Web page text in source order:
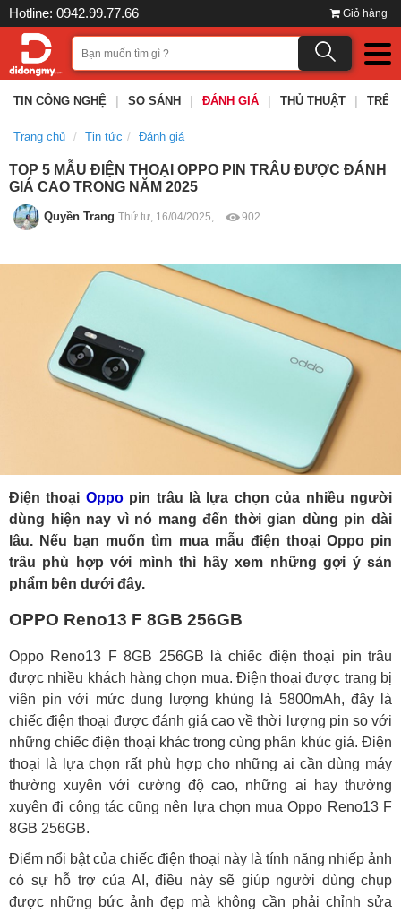
Hotline: 0942.99.77.66 Giỏ hàng
TIN CÔNG NGHỆ SO SÁNH ĐÁNH GIÁ THỦ THUẬT TRÊN
Trang chủ Tin tức Đánh giá
TOP 5 MẪU ĐIỆN THOẠI OPPO PIN TRÂU ĐƯỢC ĐÁNH
GIÁ CAO TRONG NĂM 2025
Quyền Trang Thứ tư, 16/04/2025, 902
Điện thoại Oppopin trâu là lựa chọn của nhiều người
dùng hiện nay vì nó mang đến thời gian dùng pin dài
lâu. Nếu bạn muốn tìm mua mẫu điện thoại Oppo pin
trâu phù hợp với mình thì hãy xem những gợi ý sản
phẩm bên dưới đây.
OPPO Reno13 F 8GB 256GB
Oppo Reno13 F 8GB 256GB là chiếc điện thoại pin trâu
được nhiều khách hàng chọn mua. Điện thoại được trang bị
viên pin với mức dung lượng khủng là 5800mAh, đây là
chiếc điện thoại được đánh giá cao về thời lượng pin so với
những chiếc điện thoại khác trong cùng phân khúc giá. Điện
thoại là lựa chọn rất phù hợp cho những ai cần dùng máy
thường xuyên với cường độ cao, những ai hay thường
xuyên đi công tác cũng nên lựa chọn mua Oppo Reno13 F
8GB 256GB.
Điểm nổi bật của chiếc điện thoại này là tính năng nhiếp ảnh
có sự hỗ trợ của AI, điều này sẽ giúp người dùng chụp
được những bức ảnh đẹp mà không cần phải chỉnh sửa